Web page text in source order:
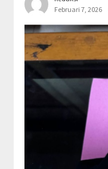
Februari 7, 2026